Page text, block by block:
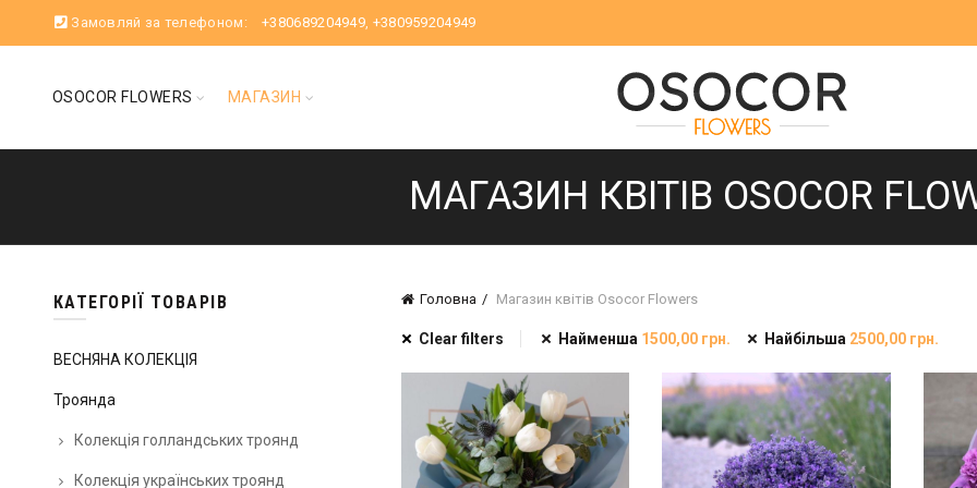
Замовляй за телефоном: +380689204949, +380959204949
OSOCOR FLOWERS МАГАЗИН
МАГАЗИН КВІТІВ OSOCOR
Головна Магазин квітів Osocor Flowers
Clear filters Найменша 1500,00грн. Найбільша 2500,00грн.
КАТЕГОРІЇ ТОВАРІВ
ВЕСНЯНА КОЛЕКЦІЯ
Троянда
Колекція голландських троянд
Колекція українських троянд